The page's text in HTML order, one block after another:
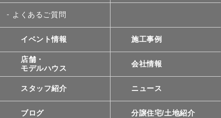
よくあるご質問
イベント情報 施工事例
店舗・
モデルハウス
会社情報
スタッフ紹介 ニュース
ブログ 分譲住宅/土地紹介